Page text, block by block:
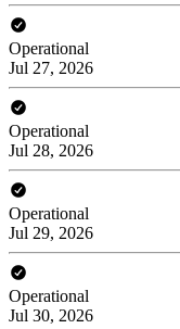
Operational
Jul 27, 2026
Operational
Jul 28, 2026
Operational
Jul 29, 2026
Operational
Jul 30, 2026